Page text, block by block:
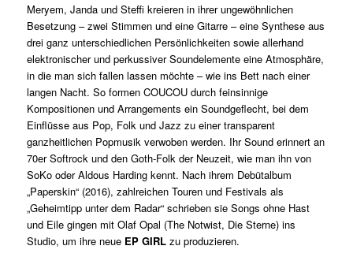
Meryem, Janda und Steffi kreieren in ihrer ungewöhnlichen
Besetzung – zwei Stimmen und eine Gitarre – eine Synthese aus
drei ganz unterschiedlichen Persönlichkeiten sowie allerhand
elektronischer und perkussiver Soundelemente eine Atmosphäre,
in die man sich fallen lassen möchte – wie ins Bett nach einer
langen Nacht. So formen COUCOU durch feinsinnige
Kompositionen und Arrangements ein Soundgeflecht, bei dem
Einflüsse aus Pop, Folk und Jazz zu einer transparent
ganzheitlichen Popmusik verwoben werden. Ihr Sound erinnert an
70er Softrock und den Goth-Folk der Neuzeit, wie man ihn von
SoKo oder Aldous Harding kennt. Nach ihrem Debütalbum
„Paperskin“ (2016), zahlreichen Touren und Festivals als
„Geheimtipp unter dem Radar“ schrieben sie Songs ohne Hast
und Eile gingen mit Olaf Opal (The Notwist, Die Sterne) ins
Studio, um ihre neue EP GIRL zu produzieren.